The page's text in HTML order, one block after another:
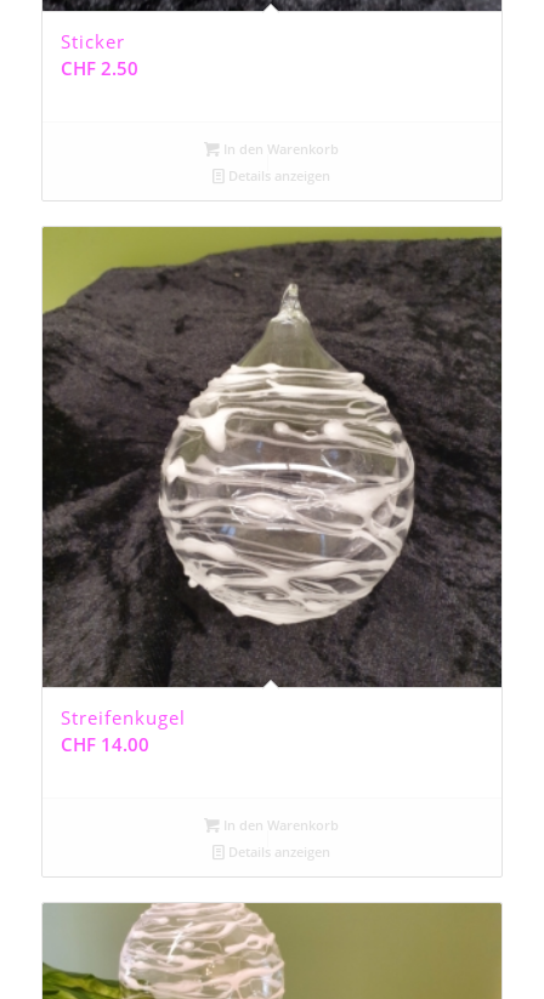
Sticker
CHF2.50
In den Warenkorb
Details anzeigen
Streifenkugel
CHF14.00
In den Warenkorb
Details anzeigen